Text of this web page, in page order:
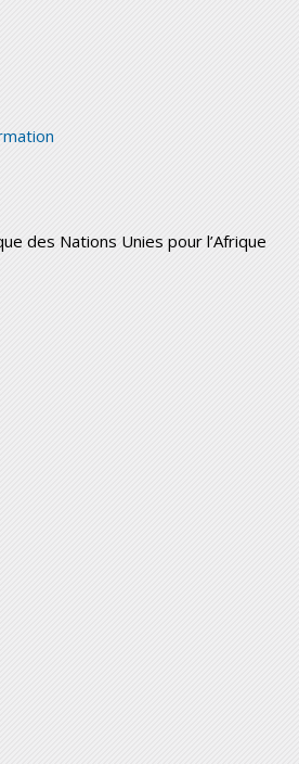
des Nations Unies pour l’Afrique